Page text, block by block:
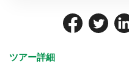
ツアー詳細